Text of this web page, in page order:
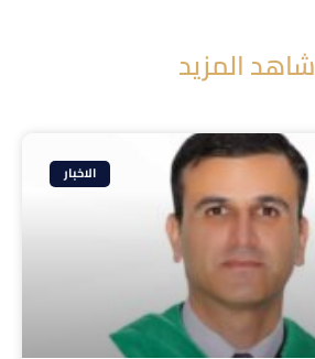
شاهد المزيد
الاخبار